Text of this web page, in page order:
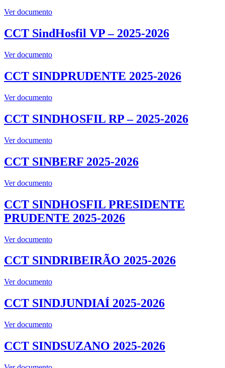
Ver documento
CCT SindHosfil VP – 2025-2026
Ver documento
CCT SINDPRUDENTE 2025-2026
Ver documento
CCT SINDHOSFIL RP – 2025-2026
Ver documento
CCT SINBERF 2025-2026
Ver documento
CCT SINDHOSFIL PRESIDENTE
PRUDENTE 2025-2026
Ver documento
CCT SINDRIBEIRÃO 2025-2026
Ver documento
CCT SINDJUNDIAÍ 2025-2026
Ver documento
CCT SINDSUZANO 2025-2026